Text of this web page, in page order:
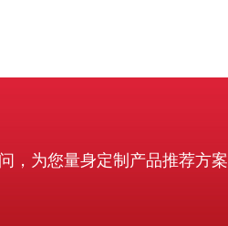
，为您量身定制产品推荐方案